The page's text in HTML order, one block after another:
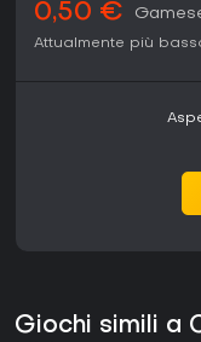
0,50 €
Attualmente più
Giochi simili a